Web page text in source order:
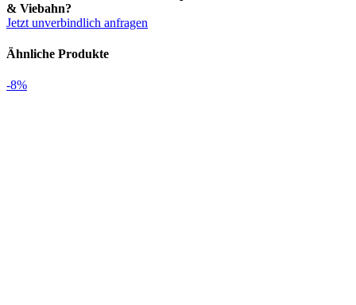
& Viebahn?
Jetzt unverbindlich anfragen
Ähnliche Produkte
-8%